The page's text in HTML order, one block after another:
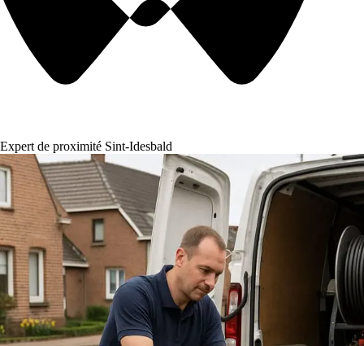
Expert de proximité Sint-Idesbald